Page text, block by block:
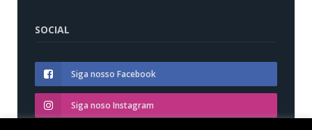
SOCIAL
Siga nosso Facebook
Siga noso Instagram